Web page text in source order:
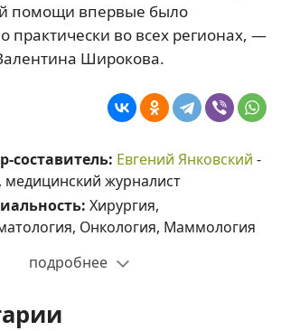
помощи впервые было
практически во всех регионах, —
Широкова.
составитель: Евгений Янковский -
медицинский журналист
Хирургия,
Онкология, Маммология
подробнее